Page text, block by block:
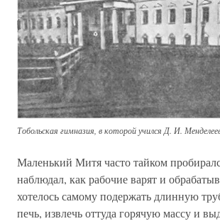
Тобольская гимназия, в которой учился Д. И.
Маленький Митя часто тайком
наблюдал, как рабочие варят и
хотелось самому подержать длинную
печь, извлечь оттуда горячую массу и